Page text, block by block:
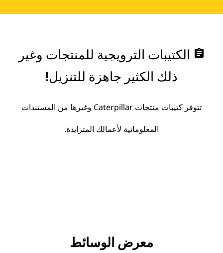
assignment الكتيبات الترويجية للمنتجات وغير
ذلك الكثير جاهزة للتنزيل!
تتوفر كتيبات منتجات Caterpillar وغيرها من المستندات
المعلوماتية لأعمالك المتزايدة.
معرض الوسائط